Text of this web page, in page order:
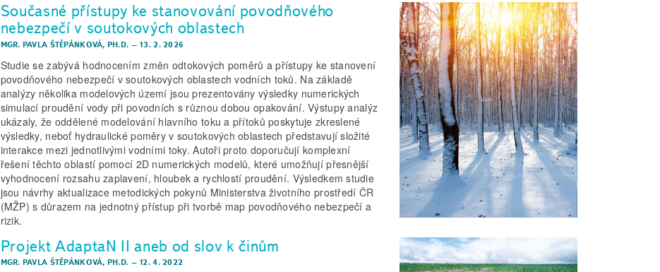
Současné přístupy ke stanovování povodňového
nebezpečí v soutokových oblastech
MGR. PAVLA ŠTĚPÁNKOVÁ, PH.D. – 13. 2. 2026
Studie se zabývá hodnocením změn odtokových poměrů a přístupy ke stanovení
povodňového nebezpečí v soutokových oblastech vodních toků. Na základě
analýzy několika modelových území jsou prezentovány výsledky numerických
simulací proudění vody při povodních s různou dobou opakování. Výstupy analýz
ukázaly, že oddělené modelování hlavního toku a přítoků poskytuje zkreslené
výsledky, neboť hydraulické poměry v soutokových oblastech představují složité
interakce mezi jednotlivými vodními toky. Autoři proto doporučují komplexní
řešení těchto oblastí pomocí 2D numerických modelů, které umožňují přesnější
vyhodnocení rozsahu zaplavení, hloubek a rychlostí proudění. Výsledkem studie
jsou návrhy aktualizace metodických pokynů Ministerstva životního prostředí ČR
(MŽP) s důrazem na jednotný přístup při tvorbě map povodňového nebezpečí a
rizik.
Projekt AdaptaN II aneb od slov k činům
MGR. PAVLA ŠTĚPÁNKOVÁ, PH.D. – 12. 4. 2022